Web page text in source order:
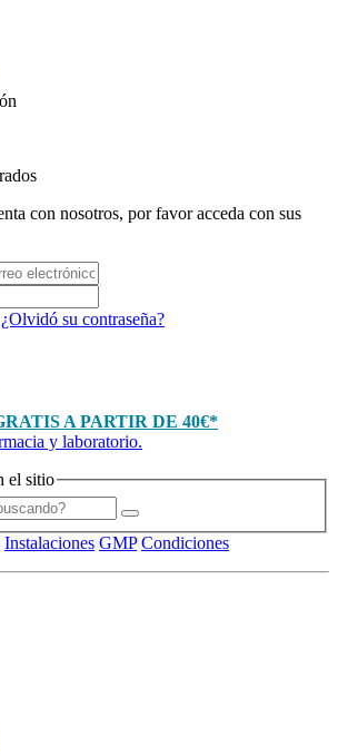
con nosotros, por favor acceda con sus
¿Olvidó su contraseña?
A PARTIR DE 40€*
y laboratorio.
el sitio
Instalaciones GMP Condiciones